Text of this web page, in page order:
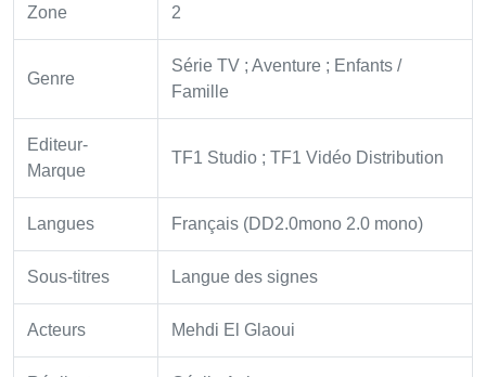
Zone 2
Genre
Série TV ; Aventure ; Enfants /
Famille
Editeur-
Marque
TF1 Studio ; TF1 Vidéo Distribution
Langues Français (DD2.0mono 2.0 mono)
Sous-titres Langue des signes
Acteurs Mehdi El Glaoui